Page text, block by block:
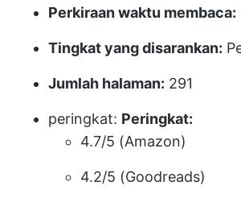
Perkiraan waktu membaca:
Tingkat yang disarankan:
Jumlah halaman: 291
peringkat: Peringkat:
4.7/5 (Amazon)
4.2/5 (Goodreads)